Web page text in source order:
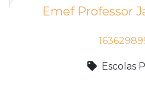
Emef Professor
Escolas